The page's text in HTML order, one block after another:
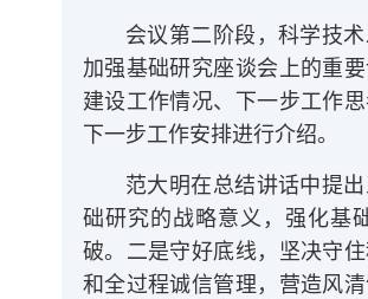
会议第二阶段，科学技
加强基础研究座谈会上的重
建设工作情况、下一步工作
下一步工作安排进行介绍。
范大明在总结讲话中提
础研究的战略意义，强化基
破。二是守好底线，坚决守
和全过程诚信管理，营造风